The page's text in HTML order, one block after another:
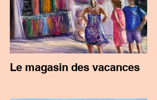
Le magasin des vacances